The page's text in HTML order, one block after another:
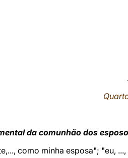
da comunhão dos
como minha esposa"; "eu,